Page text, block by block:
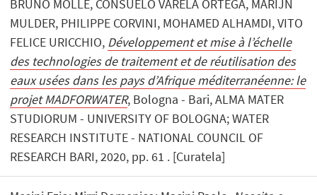
BRUNO MOLLE, CONSUELO VARELA ORTEGA, MARIJN
MULDER, PHILIPPE CORVINI, MOHAMED ALHAMDI, VITO
FELICE URICCHIO, Développement et mise à l’échelle
des technologies de traitement et de réutilisation des
eaux usées dans les pays d’Afrique méditerranéenne: le
projet MADFORWATER, Bologna - Bari, ALMA MATER
STUDIORUM - UNIVERSITY OF BOLOGNA; WATER
RESEARCH INSTITUTE - NATIONAL COUNCIL OF
RESEARCH BARI, 2020, pp. 61 . [Curatela]